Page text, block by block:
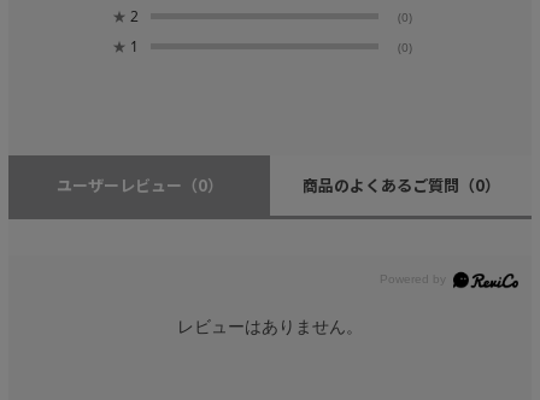
★ 2 (0)
★ 1 (0)
ユーザーレビュー （0） 商品のよくあるご質問 （0）
レビューはありません。